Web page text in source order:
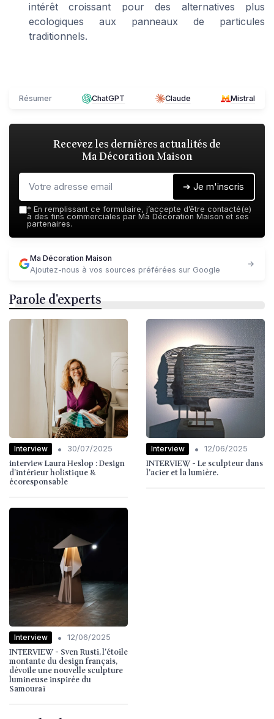
intérêt croissant pour des alternatives plus
ecologiques aux panneaux de particules
traditionnels.
Résumer ChatGPT Claude Mistral
Recevez les dernières actualités de
Ma Décoration Maison
➔ Je m'inscris
* En remplissant ce formulaire, j’accepte d’être contacté(e)
à des fins commerciales par Ma Décoration Maison et ses
partenaires.
Ma Décoration Maison
Ajoutez-nous à vos sources préférées sur Google
Parole d'experts
Interview • 30/07/2025
interview Laura Heslop : Design
d’intérieur holistique &
écoresponsable
Interview • 12/06/2025
INTERVIEW - Le sculpteur dans
l'acier et la lumière.
Interview • 12/06/2025
INTERVIEW - Sven Rusti, l'étoile
montante du design français,
dévoile une nouvelle sculpture
lumineuse inspirée du
Samouraï